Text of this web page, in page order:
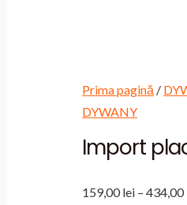
Prima pagină /
DYWANY
Import
159,00lei – 434,00